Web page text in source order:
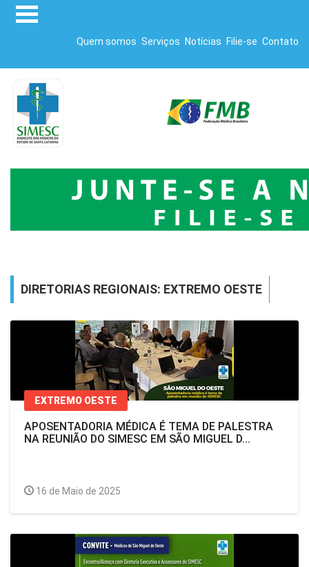
Quem somos Serviços Notícias Filie-se Contato
DIRETORIAS REGIONAIS: EXTREMO OESTE
EXTREMO OESTE
APOSENTADORIA MÉDICA É TEMA DE PALESTRA
NA REUNIÃO DO SIMESC EM SÃO MIGUEL D...
16 de Maio de 2025